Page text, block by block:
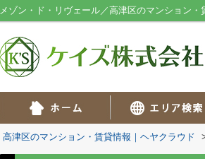
メゾン・ド・リヴェール／高津区のマンション・
高津区のマンション・賃貸情報｜ヘヤクラウド